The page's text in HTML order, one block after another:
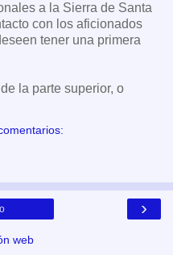
a la Sierra de Santa
con los aficionados
tener una primera
la parte superior, o
›
web